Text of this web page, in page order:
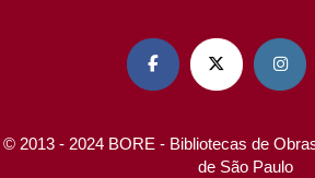
  
© 2013 - 2024 BORE - Bibliotecas de
de São Paulo